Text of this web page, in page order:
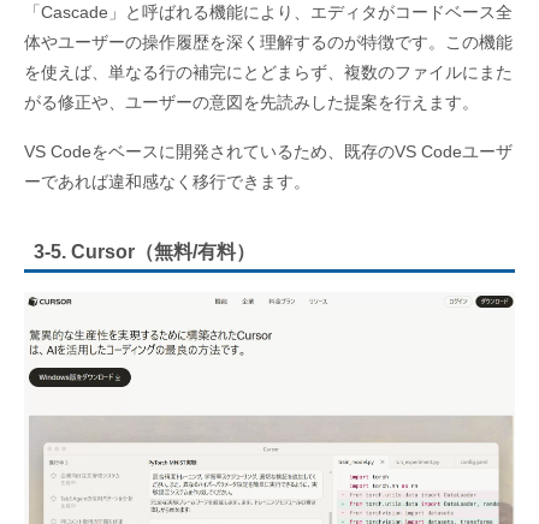
「Cascade」と呼ばれる機能により、エディタがコードベース全
体やユーザーの操作履歴を深く理解するのが特徴です。この機能
を使えば、単なる行の補完にとどまらず、複数のファイルにまた
がる修正や、ユーザーの意図を先読みした提案を行えます。
VS Codeをベースに開発されているため、既存のVS Codeユーザ
ーであれば違和感なく移行できます。
3-5. Cursor（無料/有料）